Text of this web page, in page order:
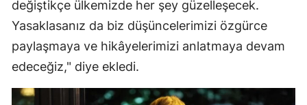
değiştikçe ülkemizde her şey güzelleşecek.
Yasaklasanız da biz düşüncelerimizi özgürce
paylaşmaya ve hikâyelerimizi anlatmaya devam
edeceğiz," diye ekledi.